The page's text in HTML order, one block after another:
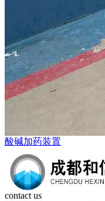
酸碱加药装置
contact us